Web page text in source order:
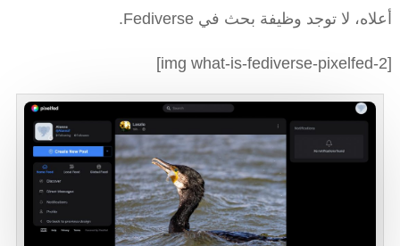
أعلاه، لا توجد وظيفة بحث في Fediverse.
[img what-is-fediverse-pixelfed-2]